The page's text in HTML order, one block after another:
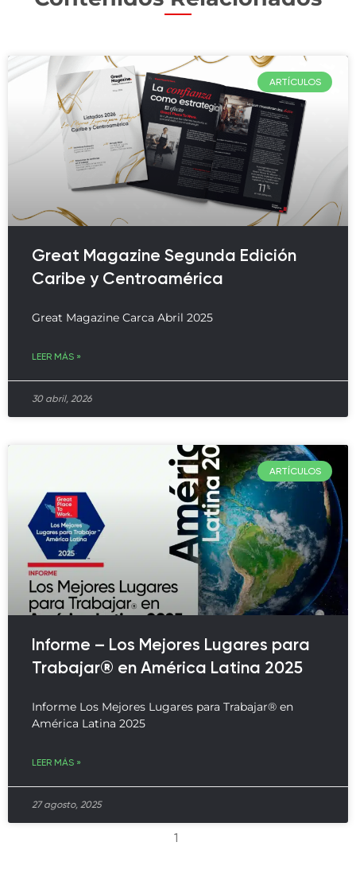
ARTÍCULOS
Great Magazine Segunda Edición
Caribe y Centroamérica
Great Magazine Carca Abril 2025
LEER MÁS »
30 abril, 2026
ARTÍCULOS
Informe – Los Mejores Lugares para
Trabajar® en América Latina 2025
Informe Los Mejores Lugares para Trabajar® en
América Latina 2025
LEER MÁS »
27 agosto, 2025
1